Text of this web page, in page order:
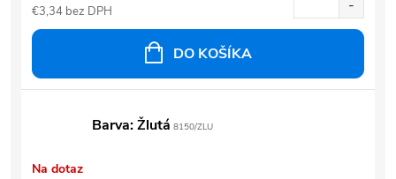
€3,34 bez DPH
DO KOŠÍKA
Barva: Žlutá 8150/ZLU
Na dotaz